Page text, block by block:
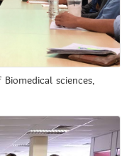
sciences,